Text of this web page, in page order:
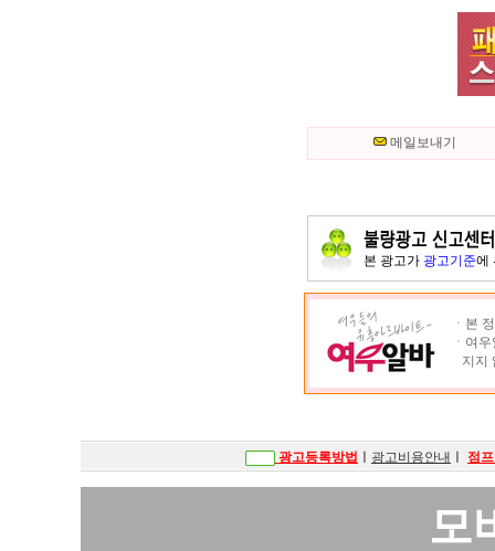
메일보내기
본 광고가 광고기준에
ㆍ본
ㆍ여
지지
광고등록방법 광고비용안내 점
모